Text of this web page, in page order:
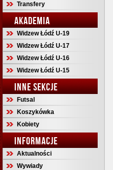
Transfery
AKADEMIA
Widzew Łódź U-19
Widzew Łódź U-17
Widzew Łódź U-16
Widzew Łódź U-15
INNE SEKCJE
Futsal
Koszykówka
Kobiety
INFORMACJE
Aktualności
Wywiady